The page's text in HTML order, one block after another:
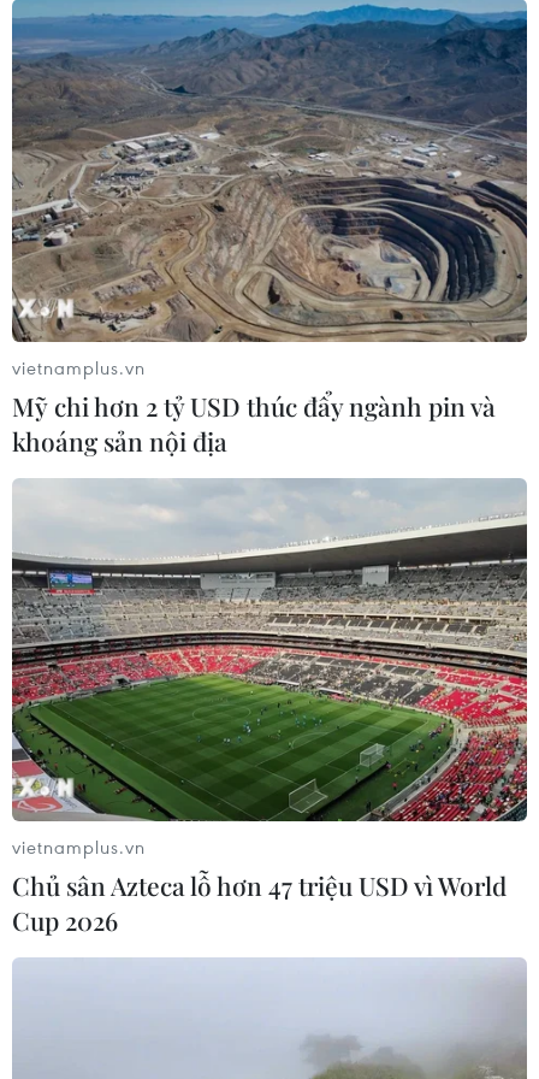
vietnamplus.vn
Mỹ chi hơn 2 tỷ USD thúc đẩy ngành pin và
khoáng sản nội địa
vietnamplus.vn
Chủ sân Azteca lỗ hơn 47 triệu USD vì World
Cup 2026